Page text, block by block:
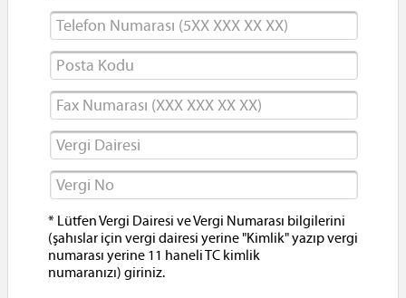
* Lütfen Vergi Dairesi ve Vergi Numarası bilgilerini
(şahıslar için vergi dairesi yerine "Kimlik" yazıp vergi
numarası yerine 11 haneli TC kimlik
numaranızı) giriniz.